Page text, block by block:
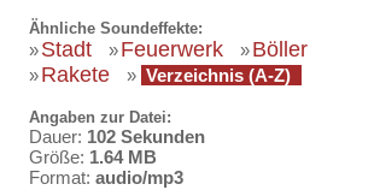
Ähnliche Soundeffekte:
»Stadt »Feuerwerk »Böller
»Rakete » Verzeichnis (A-Z)
Angaben zur Datei:
Dauer: 102 Sekunden
Größe: 1.64 MB
Format: audio/mp3